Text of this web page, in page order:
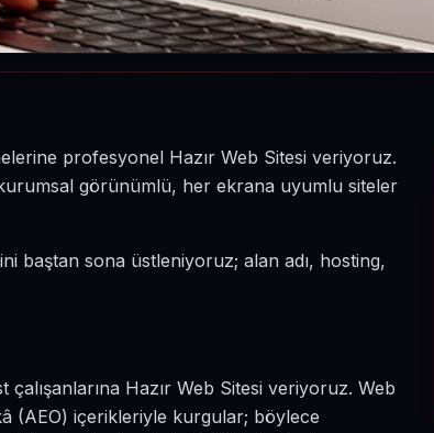
profesyonel Hazır Web Sitesi veriyoruz.
kurumsal görünümlü, her ekrana uyumlu siteler
baştan sona üstleniyoruz; alan adı, hosting,
Hazır Web Sitesi veriyoruz. Web
(AEO) içerikleriyle kurgular; böylece